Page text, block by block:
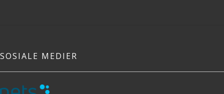
SOSIALE MEDIER